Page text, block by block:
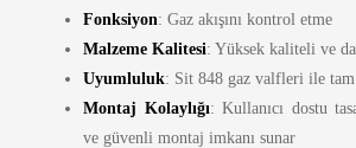
Fonksiyon: Gaz akışını kontrol etme
Malzeme Kalitesi: Yüksek kaliteli ve
Uyumluluk: Sit 848 gaz valfleri ile
Montaj Kolaylığı: Kullanıcı dostu
ve güvenli montaj imkanı sunar